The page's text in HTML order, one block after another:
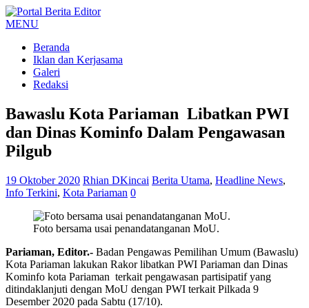
MENU
Beranda
Iklan dan Kerjasama
Galeri
Redaksi
Bawaslu Kota Pariaman Libatkan PWI
dan Dinas Kominfo Dalam Pengawasan
Pilgub
19 Oktober 2020 Rhian DKincai Berita Utama, Headline News,
Info Terkini, Kota Pariaman 0
Foto bersama usai penandatanganan MoU.
Pariaman, Editor.- Badan Pengawas Pemilihan Umum (Bawaslu)
Kota Pariaman lakukan Rakor libatkan PWI Pariaman dan Dinas
Kominfo kota Pariaman terkait pengawasan partisipatif yang
ditindaklanjuti dengan MoU dengan PWI terkait Pilkada 9
Desember 2020 pada Sabtu (17/10).